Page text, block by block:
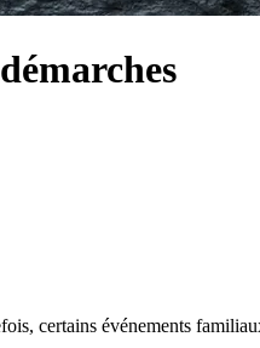
certains événements